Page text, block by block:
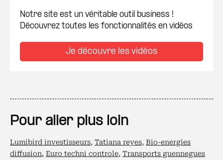
Notre site est un véritable outil business !
Découvrez toutes les fonctionnalités en vidéos
Je découvre les vidéos
Pour aller plus loin
Lumibird investisseurs, Tatiana reyes, Bio-energies
diffusion, Euro techni controle, Transports guennegues